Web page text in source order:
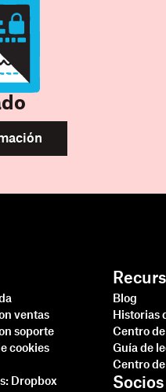
ventas
soporte
cookies
Dropbox
Blog
Historias
Centro
Guía de
Centro
Socios